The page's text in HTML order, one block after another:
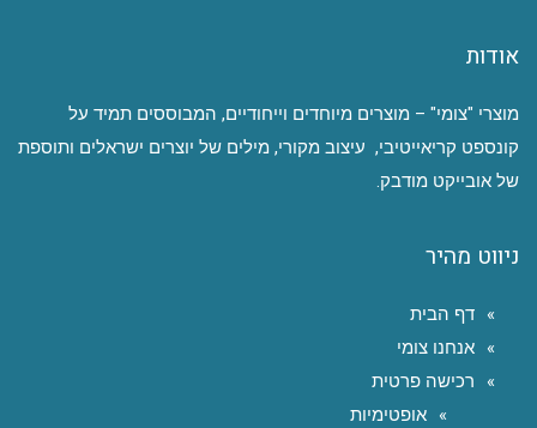
אודות
מוצרי "צומי" – מוצרים מיוחדים וייחודיים, המבוססים תמיד על
קונספט קריאייטיבי, עיצוב מקורי, מילים של יוצרים ישראלים ותוספת
של אובייקט מודבק.
ניווט מהיר
דף הבית
אנחנו צומי
רכישה פרטית
אופטימיות